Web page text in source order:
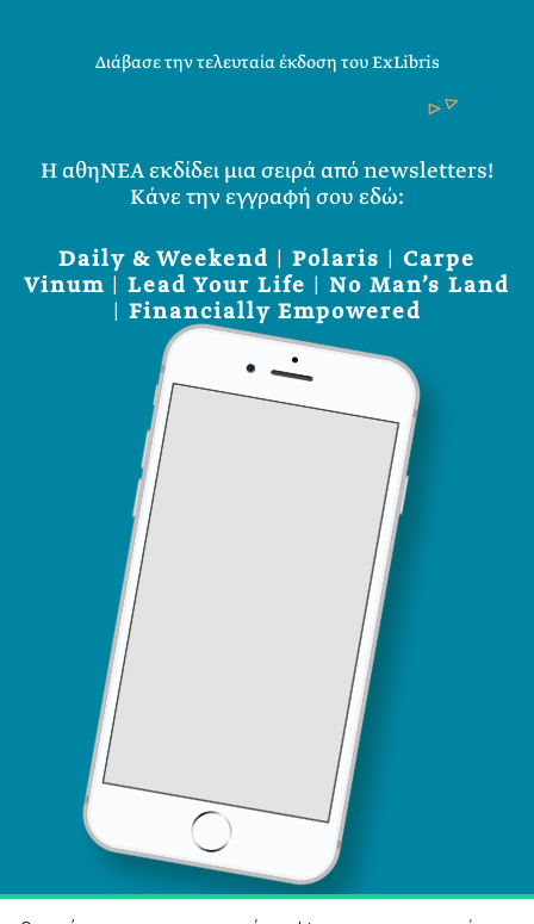
Διάβασε την τελευταία έκδοση του ExLibris
Η αθηΝΕΑ εκδίδει μια σειρά από newsletters!
Κάνε την εγγραφή σου εδώ:
Daily & Weekend | Polaris | Carpe
Vinum | Lead Your Life | No Man’s Land
| Financially Empowered